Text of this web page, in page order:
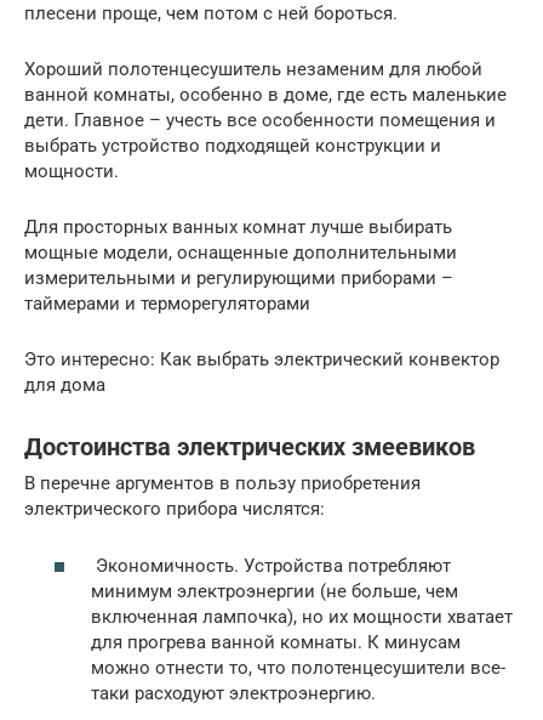
плесени проще, чем потом с ней бороться.
Хороший полотенцесушитель незаменим для любой
ванной комнаты, особенно в доме, где есть маленькие
дети. Главное – учесть все особенности помещения и
выбрать устройство подходящей конструкции и
мощности.
Для просторных ванных комнат лучше выбирать
мощные модели, оснащенные дополнительными
измерительными и регулирующими приборами –
таймерами и терморегуляторами
Это интересно: Как выбрать электрический конвектор
для дома
Достоинства электрических змеевиков
В перечне аргументов в пользу приобретения
электрического прибора числятся:
Экономичность. Устройства потребляют
минимум электроэнергии (не больше, чем
включенная лампочка), но их мощности хватает
для прогрева ванной комнаты. К минусам
можно отнести то, что полотенцесушители все-
таки расходуют электроэнергию.